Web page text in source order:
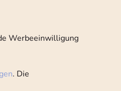
Werbeeinwilligung
. Die